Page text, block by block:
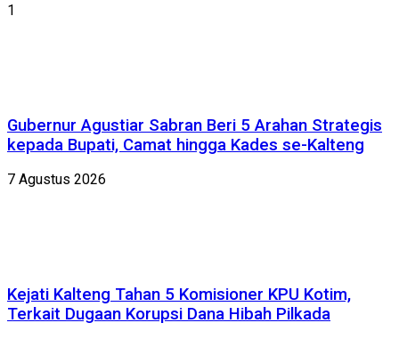
1
Gubernur Agustiar Sabran Beri 5 Arahan Strategis
kepada Bupati, Camat hingga Kades se-Kalteng
7 Agustus 2026
Kejati Kalteng Tahan 5 Komisioner KPU Kotim,
Terkait Dugaan Korupsi Dana Hibah Pilkada